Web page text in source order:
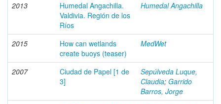
2013
Humedal Angachilla.
Valdivia. Región de los
Ríos
Humedal Angachilla
2015
How can wetlands
create buoys (teaser)
MedWet
2007
Ciudad de Papel [1 de
3]
Sepúlveda Luque,
Claudia; Garrido
Barros, Jorge